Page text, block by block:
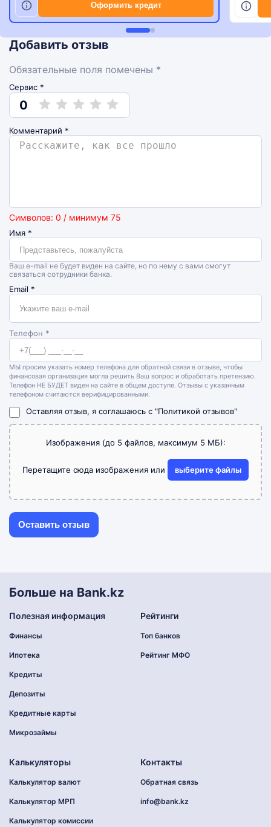
Оформить кредит
Добавить отзыв
Обязательные поля помечены *
Сервис *
0
Комментарий *
Символов: 0 / минимум 75
Имя *
Ваш e-mail не будет виден на сайте, но по нему с вами смогут
связаться сотрудники банка.
Email *
Телефон *
МЫ просим указать номер телефона для обратной связи в отзыве, чтобы
финансовая организация могла решить Ваш вопрос и обработать претензию.
Телефон НЕ БУДЕТ виден на сайте в общем доступе. Отзывы с указанным
телефоном считаются верифицированными.
Оставляя отзыв, я соглашаюсь с "Политикой отзывов"
Изображения (до 5 файлов, максимум 5 МБ):
Перетащите сюда изображения или выберите файлы
Больше на Bank.kz
Полезная информация
Финансы
Ипотека
Кредиты
Депозиты
Кредитные карты
Микрозаймы
Рейтинги
Топ банков
Рейтинг МФО
Калькуляторы
Калькулятор валют
Калькулятор МРП
Калькулятор комиссии
Контакты
Обратная связь
info@bank.kz